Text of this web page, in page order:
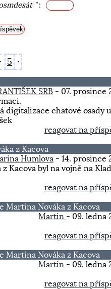
":
· 5 ·
SRB- 07. prosince
digitalizace chatové osady u
reagovat na
z Kacova
Humlova- 14. prosince
Kacova byl na vojně na
reagovat na
Martina Nováka z Kacova
Martin - 09. ledna
reagovat na
Martina Nováka z Kacova
Martin - 09. ledna
reagovat na